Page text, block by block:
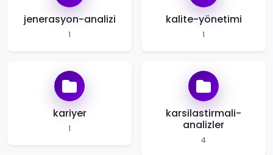
jenerasyon-analizi
1
kalite-yönetimi
1
kariyer
1
karsilastirmali-
analizler
4